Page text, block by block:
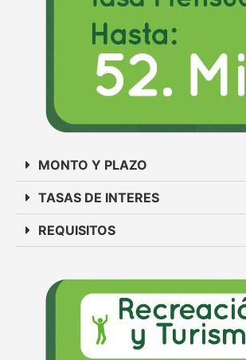
MONTO Y PLAZO
TASAS DE INTERES
REQUISITOS